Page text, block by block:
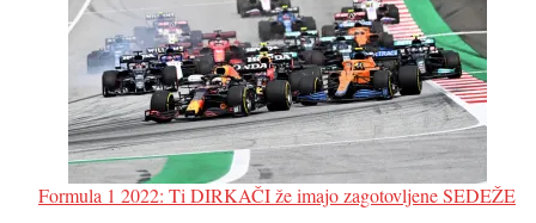
Formula 1 2022: Ti DIRKAČI že imajo zagotovljene SEDEŽE